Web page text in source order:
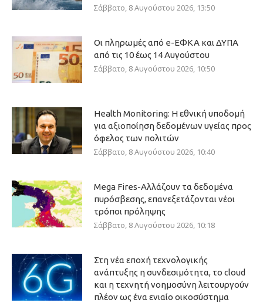
Σάββατο, 8 Αυγούστου 2026, 13:50
Οι πληρωμές από e-ΕΦΚΑ και ΔΥΠΑ
από τις 10 έως 14 Αυγούστου
Σάββατο, 8 Αυγούστου 2026, 10:50
Health Monitoring: Η εθνική υποδομή
για αξιοποίηση δεδομένων υγείας προς
όφελος των πολιτών
Σάββατο, 8 Αυγούστου 2026, 10:40
Mega Fires-Αλλάζουν τα δεδομένα
πυρόσβεσης, επανεξετάζονται νέοι
τρόποι πρόληψης
Σάββατο, 8 Αυγούστου 2026, 10:18
Στη νέα εποχή τεχνολογικής
ανάπτυξης η συνδεσιμότητα, το cloud
και η τεχνητή νοημοσύνη λειτουργούν
πλέον ως ένα ενιαίο οικοσύστημα